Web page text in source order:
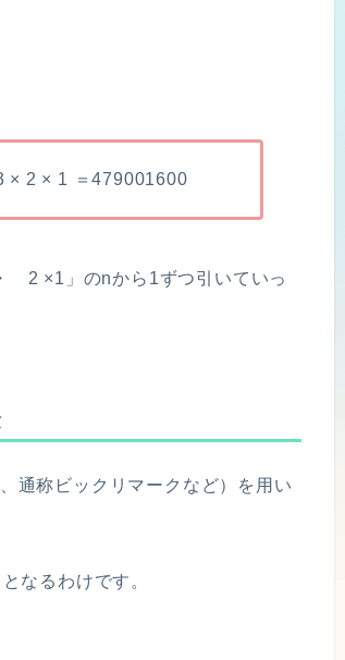
× 2 × 1 ＝479001600
2 ×1」のnから1ずつ引いていっ
通称ビックリマークなど）を用い
なるわけです。